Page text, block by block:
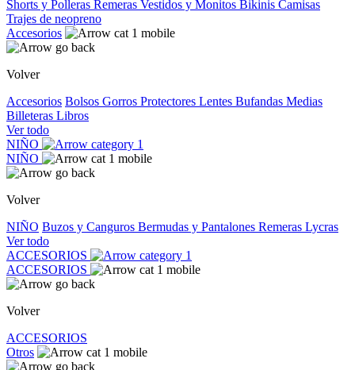
Shorts y Polleras Remeras Vestidos y Monitos Bikinis Camisas
Trajes de neopreno
Accesorios
Volver
Accesorios Bolsos Gorros Protectores Lentes Bufandas Medias
Billeteras Libros
Ver todo
NIÑO
NIÑO
Volver
NIÑO Buzos y Canguros Bermudas y Pantalones Remeras Lycras
Ver todo
ACCESORIOS
ACCESORIOS
Volver
ACCESORIOS
Otros